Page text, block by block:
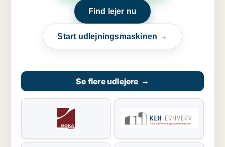
Find lejer nu
Start udlejningsmaskinen →
Se flere udlejere →